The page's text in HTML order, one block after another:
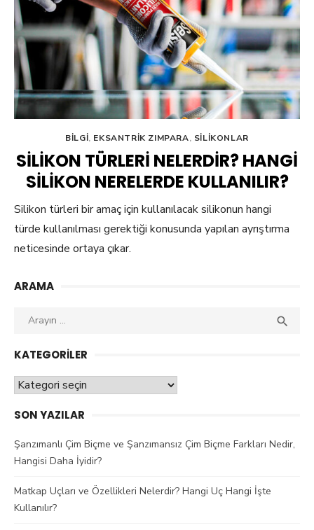
BILGI, EKSANTRIK ZIMPARA, SILIKONLAR
SILIKON TÜRLERI NELERDIR? HANGI
SILIKON NERELERDE KULLANILIR?
Silikon türleri bir amaç için kullanılacak silikonun hangi
türde kullanılması gerektiği konusunda yapılan ayrıştırma
neticesinde ortaya çıkar.
ARAMA
Aranan

KATEGORILER
Kategoriler
SON YAZILAR
Şanzımanlı Çim Biçme ve Şanzımansız Çim Biçme Farkları Nedir,
Hangisi Daha İyidir?
Matkap Uçları ve Özellikleri Nelerdir? Hangi Uç Hangi İşte
Kullanılır?